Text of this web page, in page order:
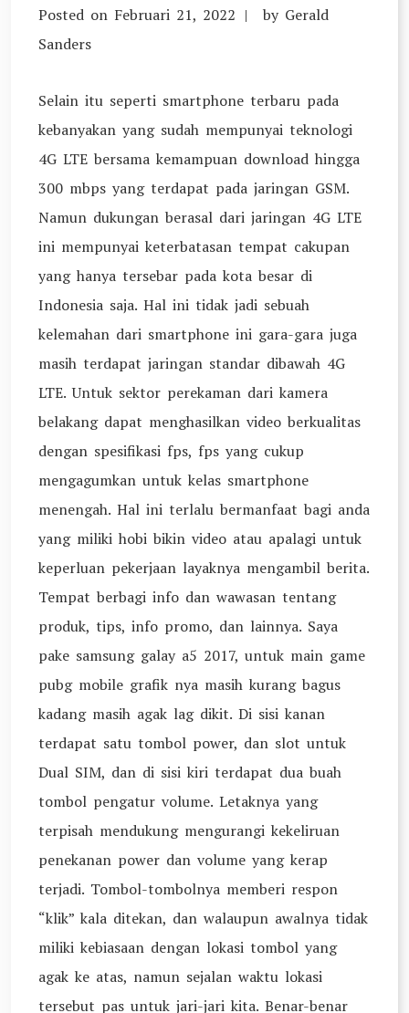
Posted on Februari 21, 2022 by Gerald
Sanders
Selain itu seperti smartphone terbaru pada
kebanyakan yang sudah mempunyai teknologi
4G LTE bersama kemampuan download hingga
300 mbps yang terdapat pada jaringan GSM.
Namun dukungan berasal dari jaringan 4G LTE
ini mempunyai keterbatasan tempat cakupan
yang hanya tersebar pada kota besar di
Indonesia saja. Hal ini tidak jadi sebuah
kelemahan dari smartphone ini gara-gara juga
masih terdapat jaringan standar dibawah 4G
LTE. Untuk sektor perekaman dari kamera
belakang dapat menghasilkan video berkualitas
dengan spesifikasi fps, fps yang cukup
mengagumkan untuk kelas smartphone
menengah. Hal ini terlalu bermanfaat bagi anda
yang miliki hobi bikin video atau apalagi untuk
keperluan pekerjaan layaknya mengambil berita.
Tempat berbagi info dan wawasan tentang
produk, tips, info promo, dan lainnya. Saya
pake samsung galay a5 2017, untuk main game
pubg mobile grafik nya masih kurang bagus
kadang masih agak lag dikit. Di sisi kanan
terdapat satu tombol power, dan slot untuk
Dual SIM, dan di sisi kiri terdapat dua buah
tombol pengatur volume. Letaknya yang
terpisah mendukung mengurangi kekeliruan
penekanan power dan volume yang kerap
terjadi. Tombol-tombolnya memberi respon
“klik” kala ditekan, dan walaupun awalnya tidak
miliki kebiasaan dengan lokasi tombol yang
agak ke atas, namun sejalan waktu lokasi
tersebut pas untuk jari-jari kita. Benar-benar